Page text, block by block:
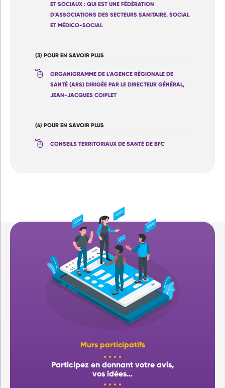
ET SOCIAUX : QUI EST UNE FÉDÉRATION
D’ASSOCIATIONS DES SECTEURS SANITAIRE, SOCIAL
ET MÉDICO-SOCIAL
(3) POUR EN SAVOIR PLUS
ORGANIGRAMME DE L'AGENCE RÉGIONALE DE
SANTÉ (ARS) DIRIGÉE PAR LE DIRECTEUR GÉNÉRAL,
JEAN-JACQUES COIPLET
(4) POUR EN SAVOIR PLUS
CONSEILS TERRITORIAUX DE SANTÉ DE BFC
Murs participatifs
Participez en donnant votre avis,
vos idées…